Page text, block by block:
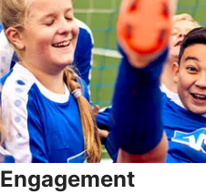
Engagement